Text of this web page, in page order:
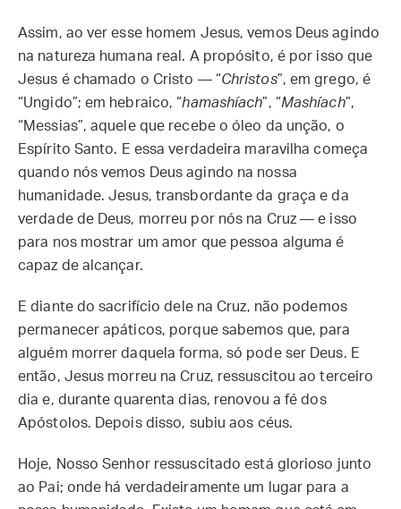
Assim, ao ver esse homem Jesus, vemos Deus agindo
na natureza humana real. A propósito, é por isso que
Jesus é chamado o Cristo — “Christos”, em grego, é
“Ungido”; em hebraico, “hamashíach”, “Mashíach”,
“Messias”, aquele que recebe o óleo da unção, o
Espírito Santo. E essa verdadeira maravilha começa
quando nós vemos Deus agindo na nossa
humanidade. Jesus, transbordante da graça e da
verdade de Deus, morreu por nós na Cruz — e isso
para nos mostrar um amor que pessoa alguma é
capaz de alcançar.
E diante do sacrifício dele na Cruz, não podemos
permanecer apáticos, porque sabemos que, para
alguém morrer daquela forma, só pode ser Deus. E
então, Jesus morreu na Cruz, ressuscitou ao terceiro
dia e, durante quarenta dias, renovou a fé dos
Apóstolos. Depois disso, subiu aos céus.
Hoje, Nosso Senhor ressuscitado está glorioso junto
ao Pai; onde há verdadeiramente um lugar para a